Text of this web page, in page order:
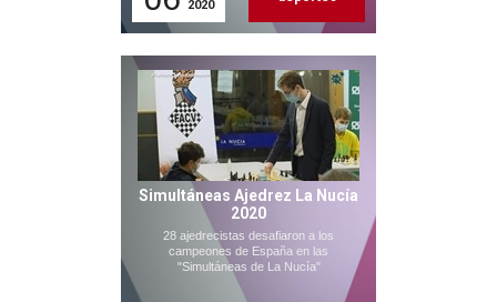
2020
Simultáneas Ajedrez La Nucía
2020
28 ajedrecistas desafiaron a los
campeones de España en las
"Simultáneas de La Nucía"